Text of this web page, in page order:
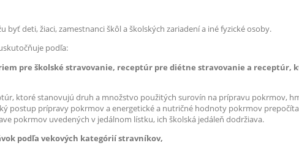
byť deti, žiaci, zamestnanci škôl a školských zariadení a iné fyzické osoby.
podľa:
pre školské stravovanie, receptúr pre diétne stravovanie a receptúr,
ktoré stanovujú druh a množstvo použitých surovín na prípravu pokrmov,
postup prípravy pokrmov a energetické a nutričné hodnoty pokrmov
pokrmov uvedených v jedálnom lístku, ich školská jedáleň dodržiava.
podľa vekových kategórií stravníkov,